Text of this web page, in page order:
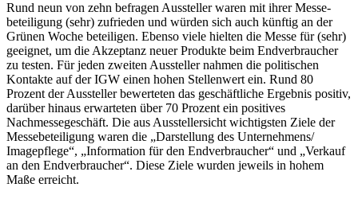
Rund neun von zehn befragen Aussteller waren mit ihrer Messe-
beteiligung (sehr) zufrieden und würden sich auch künftig an der
Grünen Woche beteiligen. Ebenso viele hielten die Messe für (sehr)
geeignet, um die Akzeptanz neuer Produkte beim Endverbraucher
zu testen. Für jeden zweiten Aussteller nahmen die politischen
Kontakte auf der IGW einen hohen Stellenwert ein. Rund 80
Prozent der Aussteller bewerteten das geschäftliche Ergebnis positiv,
darüber hinaus erwarteten über 70 Prozent ein positives
Nachmessegeschäft. Die aus Ausstellersicht wichtigsten Ziele der
Messebeteiligung waren die „Darstellung des Unternehmens/
Imagepflege“, „Information für den Endverbraucher“ und „Verkauf
an den Endverbraucher“. Diese Ziele wurden jeweils in hohem
Maße erreicht.